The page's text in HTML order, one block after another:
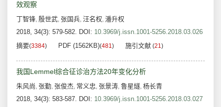
效观察
丁智锋, 殷世武, 张国兵, 汪名权, 潘升权
2018, 34(3): 579-582. DOI: 10.3969/j.issn.1001-5256.2018.03.026
摘要(3384) PDF (1562KB)(481) 施引文献 (21)
我国Lemmel综合征诊治方法20年变化分析
朱风尚, 张勤, 张俊杰, 常义忠, 张景涛, 鲁星燧, 杨长青
2018, 34(3): 583-587. DOI: 10.3969/j.issn.1001-5256.2018.03.027